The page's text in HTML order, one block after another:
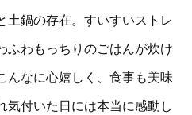
土鍋の存在。すいすいストレ
ふわもっちりのごはんが炊け
んなに心嬉しく、食事も美味
気付いた日には本当に感動し